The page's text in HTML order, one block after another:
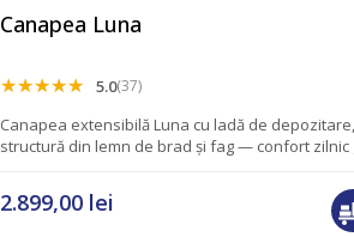
Canapea Luna
5.0(37)
Canapea extensibilă Luna cu ladă de
structură din lemn de brad și fag — confort zilnic
2.899,00 lei